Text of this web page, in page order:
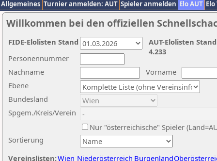
Allgemeines Turnier anmelden: AUT Spieler anmelden Elo AUT
Willkommen bei den offiziellen
Nachname
Vorname
Ebene
Sortierung
Personennummer
Bundesland
Spgem./Kreis/Verein
Nur "österreichische" Spieler
Vereinslisten:Wien Niederösterreich Burgenland
AUT-Elolisten
4.233
FIDE-Elolisten Stand